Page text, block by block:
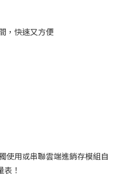
，快速又方便
使用或串聯雲端進銷存模組自
！